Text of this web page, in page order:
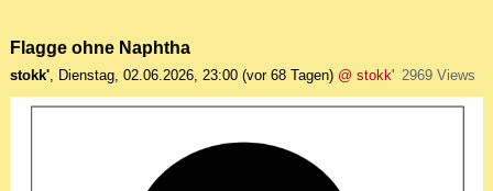
Flagge ohne Naphtha
stokk', Dienstag, 02.06.2026, 23:00 (vor 68 Tagen) @ stokk' 2969 Views